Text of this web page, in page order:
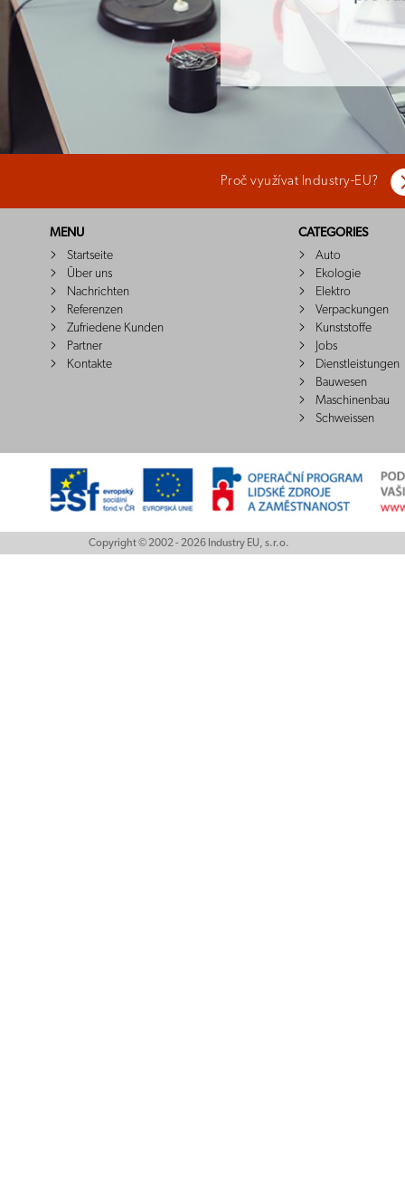
Proč využívat Industry-EU?
MENU
Startseite
Über uns
Nachrichten
Referenzen
Zufriedene Kunden
Partner
Kontakte
CATEGORIES
Auto
Ekologie
Elektro
Verpackungen
Kunststoffe
Jobs
Dienstleistungen
Bauwesen
Maschinenbau
Schweissen
Copyright © 2002 - 2026 Industry EU, s.r.o.